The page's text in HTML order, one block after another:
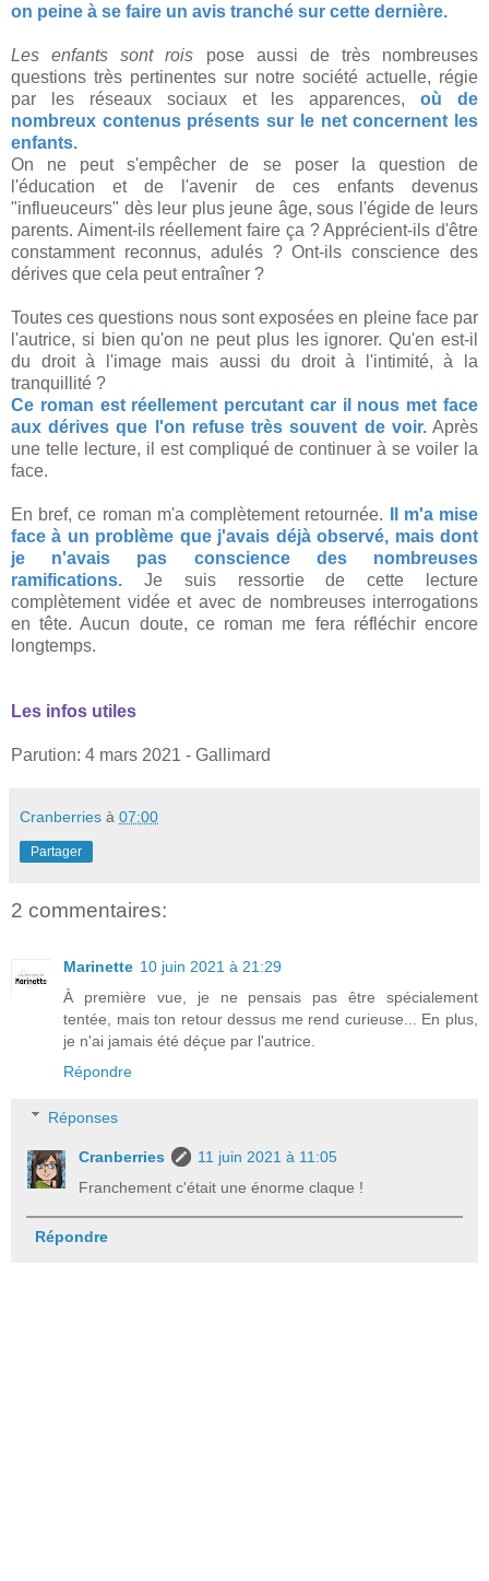
on peine à se faire un avis tranché sur cette dernière.
Les enfants sont rois pose aussi de très nombreuses
questions très pertinentes sur notre société actuelle, régie
par les réseaux sociaux et les apparences,où de
nombreux contenus présents sur le net concernent les
enfants.
On ne peut s'empêcher de se poser la question de
l'éducation et de l'avenir de ces enfants devenus
"influeuceurs" dès leur plus jeune âge, sous l'égide de leurs
parents. Aiment-ils réellement faire ça ? Apprécient-ils d'être
constamment reconnus, adulés ? Ont-ils conscience des
dérives que cela peut entraîner ?
Toutes ces questions nous sont exposées en pleine face par
l'autrice, si bien qu'on ne peut plus les ignorer. Qu'en est-il
du droit à l'image mais aussi du droit à l'intimité, à la
tranquillité ?
Ce roman est réellement percutant car il nous met face
aux dérives que l'on refuse très souvent de voir.Après
une telle lecture, il est compliqué de continuer à se voiler la
face.
En bref, ce roman m'a complètement retournée.
Il m'a mise
face à un problème que j'avais déjà observé, mais dont
je n'avais pas conscience des nombreuses
ramifications. Je suis ressortie de cette lecture
complètement vidée et avec de nombreuses interrogations
en tête. Aucun doute, ce roman me fera réfléchir encore
longtemps.
Les infos utiles
Parution: 4 mars 2021 - Gallimard
Cranberries à 07:00
Partager
2 commentaires:
Marinette 10 juin 2021 à 21:29
À première vue, je ne pensais pas être spécialement
tentée, mais ton retour dessus me rend curieuse... En plus,
je n'ai jamais été déçue par l'autrice.
Répondre
Réponses
Cranberries
11 juin 2021 à 11:05
Franchement c'était une énorme claque !
Répondre